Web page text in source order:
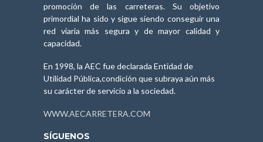
promoción de las carreteras. Su objetivo
primordial ha sido y sigue siendo conseguir una
red viaria más segura y de mayor calidad y
capacidad.
En 1998, la AEC fue declarada Entidad de
Utilidad Pública,condición que subraya aún más
su carácter de servicio a la sociedad.
WWW.AECARRETERA.COM
SÍGUENOS